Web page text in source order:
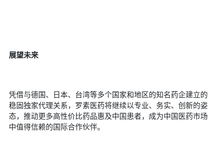
展望未来
凭借与德国、日本、台湾等多个国家和地区的知名药企建立的
稳固独家代理关系，罗素医药将继续以专业、务实、创新的姿
态，推动更多高性价比药品惠及中国患者，成为中国医药市场
中值得信赖的国际合作伙伴。